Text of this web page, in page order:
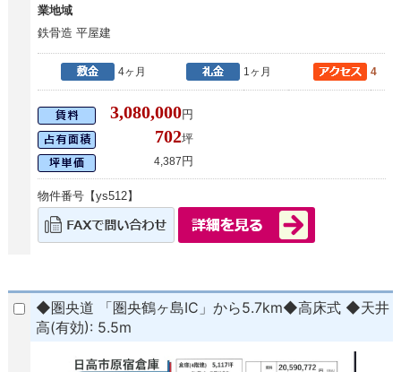
業地域
鉄骨造 平屋建
4ヶ月 1ヶ月 4
3,080,000円
702坪
4,387 円
物件番号【ys512】
◆圏央道 「圏央鶴ヶ島IC」から5.7km◆高床式 ◆天井
高(有効): 5.5m